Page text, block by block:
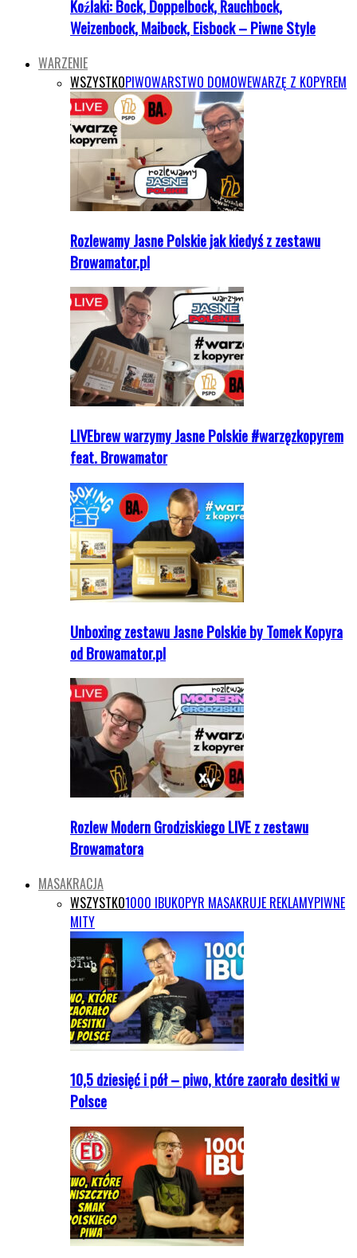
Koźlaki: Bock, Doppelbock, Rauchbock,
Weizenbock, Maibock, Eisbock – Piwne Style
WARZENIE
WSZYSTKOPIWOWARSTWO DOMOWEWARZĘ Z KOPYREM
Rozlewamy Jasne Polskie jak kiedyś z zestawu
Browamator.pl
LIVEbrew warzymy Jasne Polskie #warzęzkopyrem
feat. Browamator
Unboxing zestawu Jasne Polskie by Tomek Kopyra
od Browamator.pl
Rozlew Modern Grodziskiego LIVE z zestawu
Browamatora
MASAKRACJA
WSZYSTKO1000 IBUKOPYR MASAKRUJE REKLAMYPIWNE
MITY
10,5 dziesięć i pół – piwo, które zaorało desitki w
Polsce